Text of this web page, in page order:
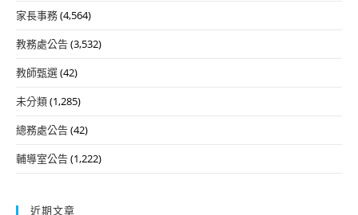
家長事務(4,564)
教務處公告(3,532)
教師甄選(42)
未分類(1,285)
總務處公告(42)
輔導室公告(1,222)
近期文章